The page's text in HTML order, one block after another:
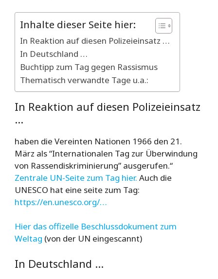
Inhalte dieser Seite hier:
In Reaktion auf diesen Polizeieinsatz …
In Deutschland …
Buchtipp zum Tag gegen Rassismus
Thematisch verwandte Tage u.a.:
In Reaktion auf diesen Polizeieinsatz
…
haben die Vereinten Nationen 1966 den 21.
März als “Internationalen Tag zur Überwindung
von Rassendiskriminierung” ausgerufen.“
Zentrale UN-Seite zum Tag hier. Auch die
UNESCO hat eine seite zum Tag:
https://en.unesco.org/…
Hier das offizelle Beschlussdokument zum
Weltag (von der UN eingescannt)
In Deutschland …